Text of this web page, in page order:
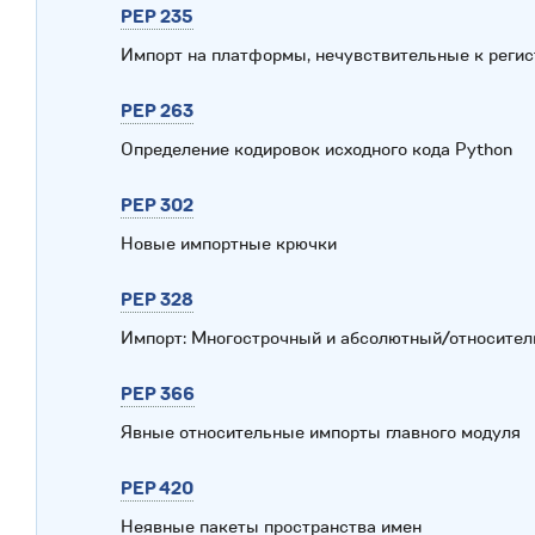
PEP 235
Импорт на платформы, нечувствительные к
PEP 263
Определение кодировок исходного кода Python
PEP 302
Новые импортные крючки
PEP 328
Импорт: Многострочный и абсолютный/
PEP 366
Явные относительные импорты главного модуля
PEP 420
Неявные пакеты пространства имен